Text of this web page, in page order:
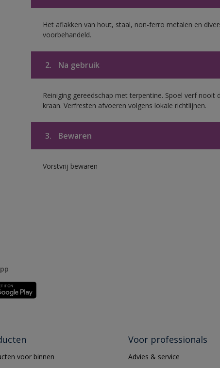
Het aflakken van hout, staal, non-ferro metalen en
voorbehandeld.
2. Na gebruik
Reiniging gereedschap met terpentine. Spoel verf
kraan. Verfresten afvoeren volgens lokale richtlijnen.
3. Bewaren
Vorstvrij bewaren
voor binnen
Voor professionals
Advies & service